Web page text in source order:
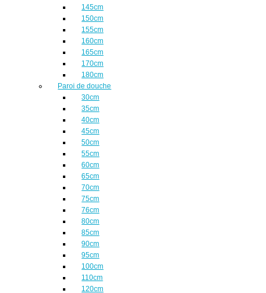
145cm
150cm
155cm
160cm
165cm
170cm
180cm
Paroi de douche
30cm
35cm
40cm
45cm
50cm
55cm
60cm
65cm
70cm
75cm
76cm
80cm
85cm
90cm
95cm
100cm
110cm
120cm